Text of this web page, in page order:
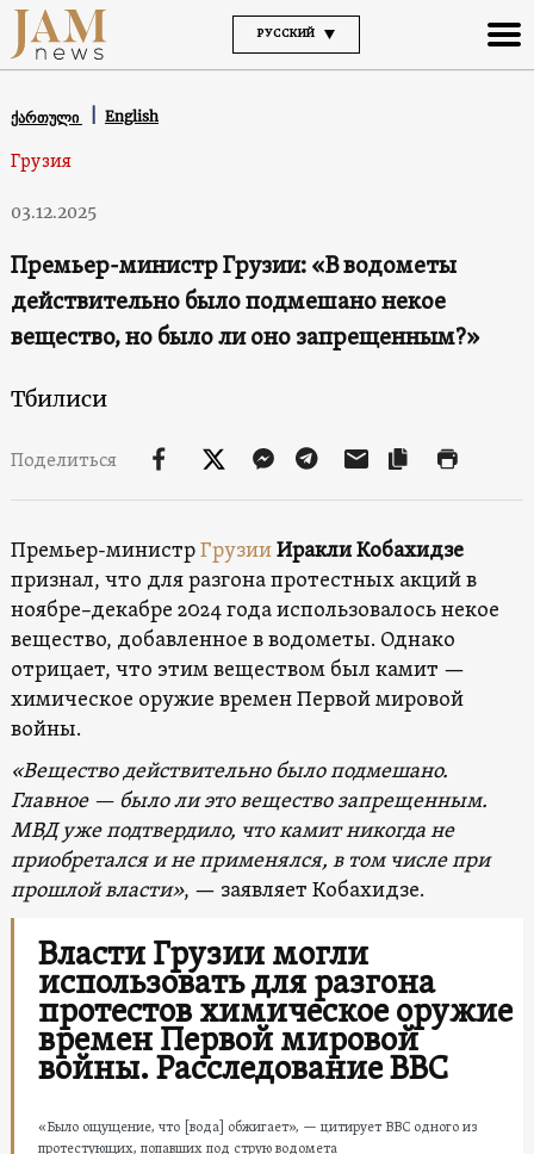
РУССКИЙ
ქართული English
Грузия
03.12.2025
Премьер-министр Грузии: «В водометы
действительно было подмешано некое
вещество, но было ли оно запрещенным?»
Тбилиси
Поделиться
Премьер-министрГрузииИракли Кобахидзе
признал, что для разгона протестных акций в
ноябре–декабре 2024 года использовалось некое
вещество, добавленное в водометы. Однако
отрицает, что этим веществом был камит —
химическое оружие времен Первой мировой
войны.
«Вещество действительно было подмешано.
Главное — было ли это вещество запрещенным.
МВД уже подтвердило, что камит никогда не
приобретался и не применялся, в том числе при
прошлой власти», — заявляет Кобахидзе.
Власти Грузии могли
использовать для разгона
протестов химическое оружие
времен Первой мировой
войны. Расследование BBC
«Было ощущение, что [вода] обжигает», — цитирует BBC одного из
протестующих, попавших под струю водомета